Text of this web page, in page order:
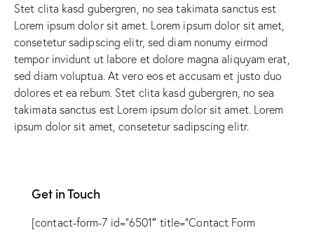
Stet clita kasd gubergren, no sea takimata sanctus est
Lorem ipsum dolor sit amet. Lorem ipsum dolor sit amet,
consetetur sadipscing elitr, sed diam nonumy eirmod
tempor invidunt ut labore et dolore magna aliquyam erat,
sed diam voluptua. At vero eos et accusam et justo duo
dolores et ea rebum. Stet clita kasd gubergren, no sea
takimata sanctus est Lorem ipsum dolor sit amet. Lorem
ipsum dolor sit amet, consetetur sadipscing elitr.
Get in Touch
[contact-form-7 id=”6501″ title=”Contact Form